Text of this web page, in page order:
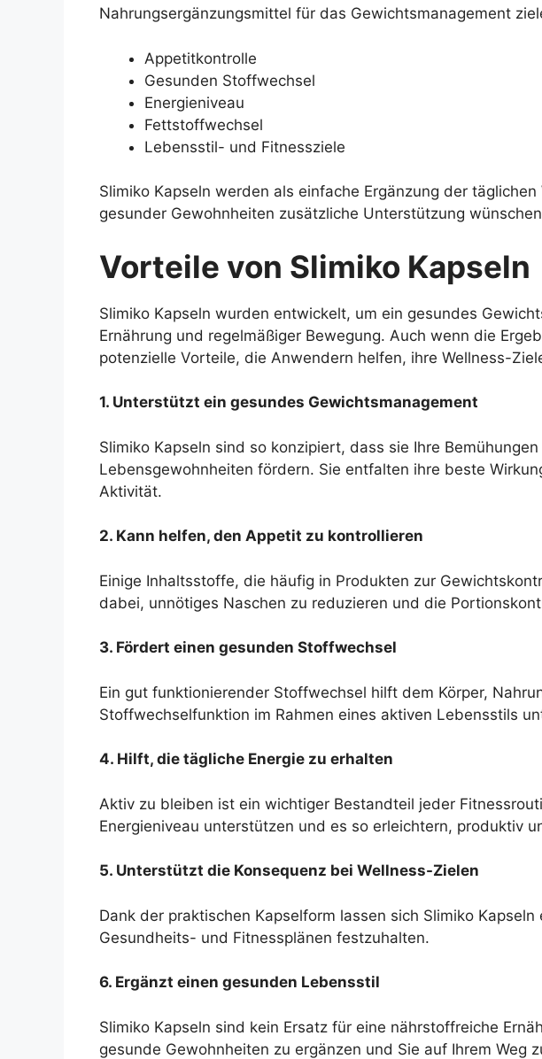
Nahrungsergänzungsmittel für das Gewichtsmanagement
Appetitkontrolle
Gesunden Stoffwechsel
Energieniveau
Fettstoffwechsel
Lebensstil- und Fitnessziele
Slimiko Kapseln werden als einfache Ergänzung der
gesunder Gewohnheiten zusätzliche Unterstützung
Vorteile von Slimiko Kapseln
Slimiko Kapseln wurden entwickelt, um ein gesundes
Ernährung und regelmäßiger Bewegung. Auch wenn die
potenzielle Vorteile, die Anwendern helfen, ihre Wellness-
1. Unterstützt ein gesundes Gewichtsmanagement
Slimiko Kapseln sind so konzipiert, dass sie Ihre
Lebensgewohnheiten fördern. Sie entfalten ihre beste
Aktivität.
2. Kann helfen, den Appetit zu kontrollieren
Einige Inhaltsstoffe, die häufig in Produkten zur
dabei, unnötiges Naschen zu reduzieren und die
3. Fördert einen gesunden Stoffwechsel
Ein gut funktionierender Stoffwechsel hilft dem Körper,
Stoffwechselfunktion im Rahmen eines aktiven Lebensstils
4. Hilft, die tägliche Energie zu erhalten
Aktiv zu bleiben ist ein wichtiger Bestandteil jeder
Energieniveau unterstützen und es so erleichtern, produktiv
5. Unterstützt die Konsequenz bei Wellness-Zielen
Dank der praktischen Kapselform lassen sich Slimiko
Gesundheits- und Fitnessplänen festzuhalten.
6. Ergänzt einen gesunden Lebensstil
Slimiko Kapseln sind kein Ersatz für eine nährstoffreiche
gesunde Gewohnheiten zu ergänzen und Sie auf Ihrem Weg